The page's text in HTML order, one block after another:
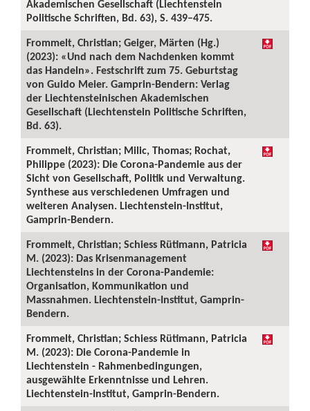
Akademischen Gesellschaft (Liechtenstein
Politische Schriften, Bd. 63), S. 439–475.
Frommelt, Christian; Geiger, Märten (Hg.)
(2023): «Und nach dem Nachdenken kommt
das Handeln». Festschrift zum 75. Geburtstag
von Guido Meier. Gamprin-Bendern: Verlag
der Liechtensteinischen Akademischen
Gesellschaft (Liechtenstein Politische Schriften,
Bd. 63).
Frommelt, Christian; Milic, Thomas; Rochat,
Philippe (2023): Die Corona-Pandemie aus der
Sicht von Gesellschaft, Politik und Verwaltung.
Synthese aus verschiedenen Umfragen und
weiteren Analysen. Liechtenstein-Institut,
Gamprin-Bendern.
Frommelt, Christian; Schiess Rütimann, Patricia
M. (2023): Das Krisenmanagement
Liechtensteins in der Corona-Pandemie:
Organisation, Kommunikation und
Massnahmen. Liechtenstein-Institut, Gamprin-
Bendern.
Frommelt, Christian; Schiess Rütimann, Patricia
M. (2023): Die Corona-Pandemie in
Liechtenstein - Rahmenbedingungen,
ausgewählte Erkenntnisse und Lehren.
Liechtenstein-Institut, Gamprin-Bendern.